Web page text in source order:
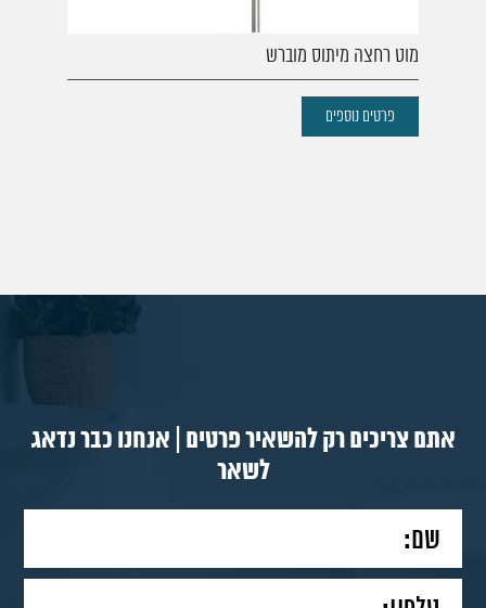
מוט רחצה מיתוס מוברש
פרטים נוספים
אתם צריכים רק להשאיר פרטים | אנחנו כבר נדאג
לשאר